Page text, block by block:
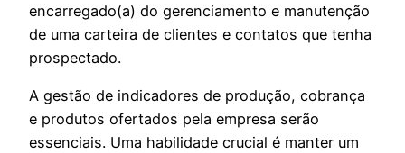
encarregado(a) do gerenciamento e manutenção
de uma carteira de clientes e contatos que tenha
prospectado.
A gestão de indicadores de produção, cobrança
e produtos ofertados pela empresa serão
essenciais. Uma habilidade crucial é manter um